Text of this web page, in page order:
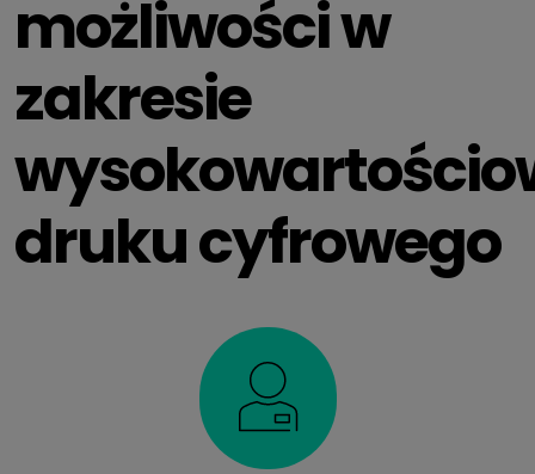
możliwości w
zakresie
druku cyfrowego